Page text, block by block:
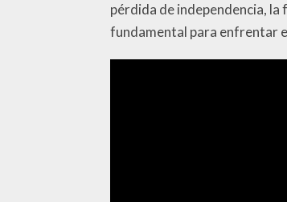
pérdida de independencia,
fundamental para enfrentar